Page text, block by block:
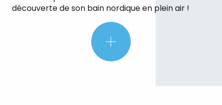
découverte de son bain nordique en plein air !